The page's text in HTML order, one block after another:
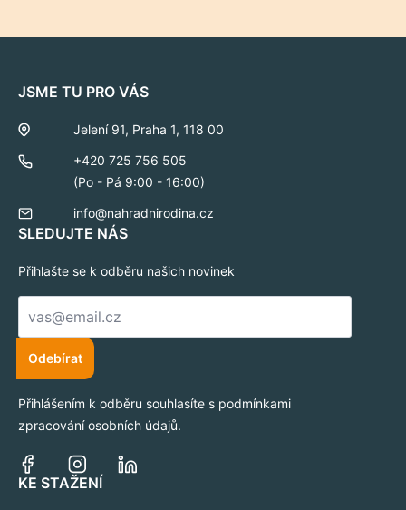
JSME TU PRO VÁS
Jelení 91, Praha 1, 118 00
+420 725 756 505
(Po - Pá 9:00 - 16:00)
info@nahradnirodina.cz
SLEDUJTE NÁS
Přihlašte se k odběru našich novinek
E-
mail
Odebírat
Přihlášením k odběru souhlasíte s podmínkami
zpracování osobních údajů.
KE STAŽENÍ